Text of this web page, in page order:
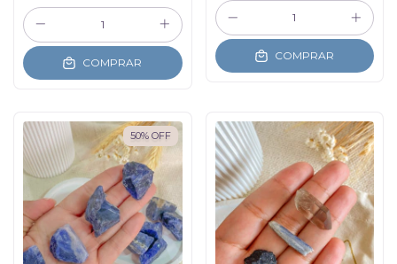
COMPRAR COMPRAR
50% OFF